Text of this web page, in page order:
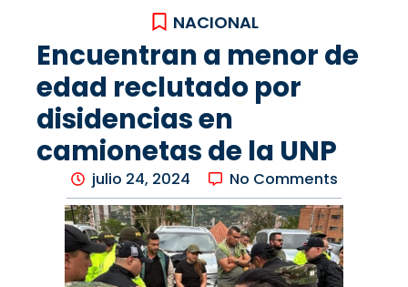
NACIONAL
Encuentran a menor de
edad reclutado por
disidencias en
camionetas de la UNP
julio 24, 2024 No Comments